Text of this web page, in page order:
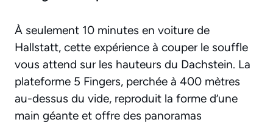
À seulement 10 minutes en voiture de
Hallstatt, cette expérience à couper le souffle
vous attend sur les hauteurs du Dachstein. La
plateforme 5 Fingers, perchée à 400 mètres
au-dessus du vide, reproduit la forme d’une
main géante et offre des panoramas